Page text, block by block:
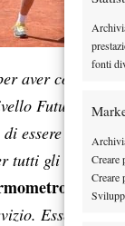
fonti
Creare
Creare
aver
Future molto
essere arrivato
tutti gli altri
del tuo
Essendo